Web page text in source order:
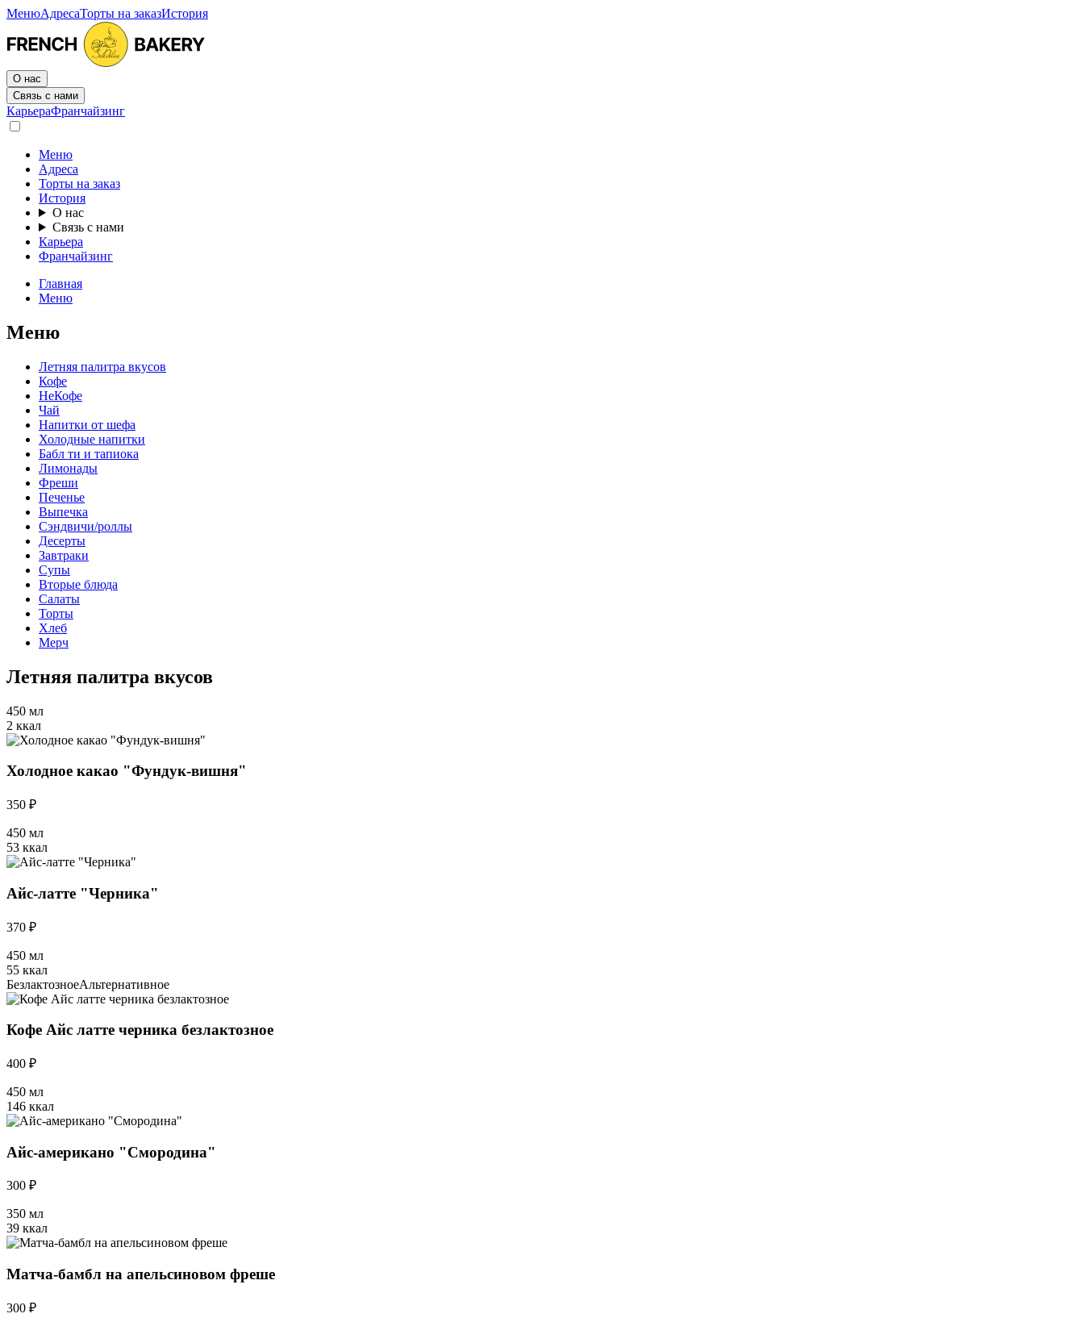
МенюАдресаТорты на заказИстория
О нас
Связь с нами
КарьераФранчайзинг
Меню
Адреса
Торты на заказ
История
О нас
Связь с нами
Карьера
Франчайзинг
Главная
Меню
Меню
Летняя палитра вкусов
Кофе
НеКофе
Чай
Напитки от шефа
Холодные напитки
Бабл ти и тапиока
Лимонады
Фреши
Печенье
Выпечка
Сэндвичи/роллы
Десерты
Завтраки
Супы
Вторые блюда
Салаты
Торты
Хлеб
Мерч
Летняя палитра вкусов
450 мл
2 ккал
Холодное какао "Фундук-вишня"
350 ₽
450 мл
53 ккал
Айс-латте "Черника"
370 ₽
450 мл
55 ккал
БезлактозноеАльтернативное
Кофе Айс латте черника безлактозное
400 ₽
450 мл
146 ккал
Айс-американо "Смородина"
300 ₽
350 мл
39 ккал
Матча-бамбл на апельсиновом фреше
300 ₽